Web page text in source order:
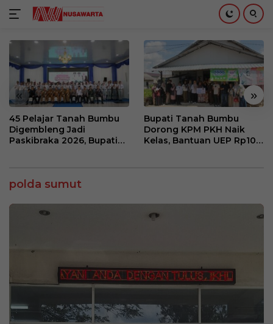
konten
« »
45 Pelajar Tanah Bumbu
Digembleng Jadi
Paskibraka 2026, Bupati
Bupati Tanah Bumbu
Dorong KPM PKH Naik
Kelas, Bantuan UEP Rp10
polda sumut